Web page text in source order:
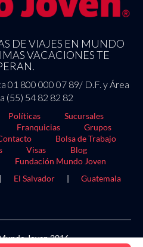
DE VIAJES EN MUNDO
VACACIONES TE
01 800 000 07 89/ D.F. y Área
(55) 54 82 82 82
Políticas
Sucursales
Franquicias
Grupos
Bolsa de Trabajo
Visas
Blog
Fundación Mundo Joven
| El Salvador | Guatemala
Joven 2016